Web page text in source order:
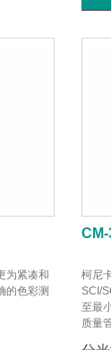
为紧凑和
的色彩测
柯尼
SCI/
至最
质量